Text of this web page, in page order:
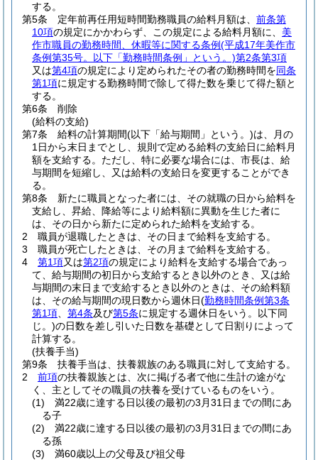
する。
第5条
定年前再任用短時間勤務職員の給料月額は、 前条第
10項の規定にかかわらず、この規定による給料月額に、 美
作市職員の勤務時間、休暇等に関する条例(平成17年美作市
条例第35号。以下「勤務時間条例」という。)第2条第3項
又は第4項の規定により定められたその者の勤務時間を同条
第1項に規定する勤務時間で除して得た数を乗じて得た額と
する。
第6条
削除
(給料の支給)
第7条
給料の計算期間(以下「給与期間」という。)は、月の
1日から末日までとし、規則で定める給料の支給日に給料月
額を支給する。 ただし、特に必要な場合には、市長は、給
与期間を短縮し、又は給料の支給日を変更することができ
る。
第8条
新たに職員となった者には、その就職の日から給料を
支給し、昇給、降給等により給料額に異動を生じた者に
は、その日から新たに定められた給料を支給する。
2
職員が退職したときは、その日まで給料を支給する。
3
職員が死亡したときは、その月まで給料を支給する。
4
第1項又は第2項の規定により給料を支給する場合であっ
て、給与期間の初日から支給するとき以外のとき、又は給
与期間の末日まで支給するとき以外のときは、その給料額
は、その給与期間の現日数から週休日(勤務時間条例第3条
第1項
第4条及び第5条に規定する週休日をいう。以下同
じ。)の日数を差し引いた日数を基礎として日割りによって
計算する。
(扶養手当)
第9条
扶養手当は、扶養親族のある職員に対して支給する。
2
前項の扶養親族とは、次に掲げる者で他に生計の途がな
く、主としてその職員の扶養を受けているものをいう。
(1)
満22歳に達する日以後の最初の3月31日までの間にあ
る子
(2)
満22歳に達する日以後の最初の3月31日までの間にあ
る孫
(3)
満60歳以上の父母及び祖父母